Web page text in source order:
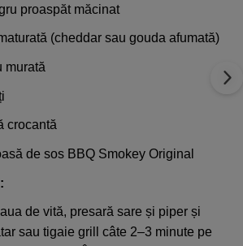
proaspăt măcinat
(cheddar sau gouda afumată)
murată
crocantă
de sos BBQ Smokey Original
de vită, presară sare și piper și
sau tigaie grill câte 2–3 minute pe